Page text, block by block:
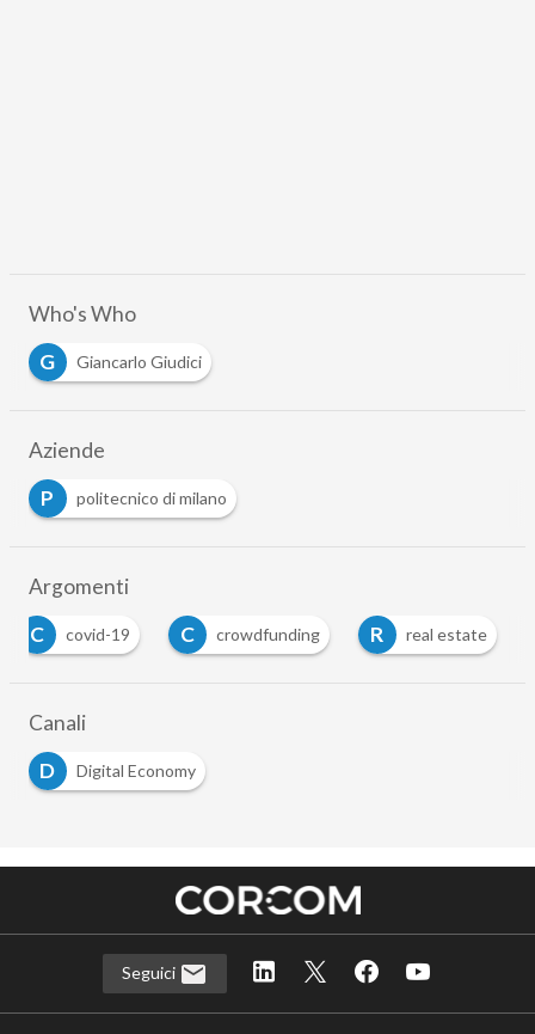
Who's Who
G
Giancarlo Giudici
Aziende
P
politecnico di milano
Argomenti
C
covid-19 C crowdfunding R real estate
Canali
D
Digital Economy
Seguici